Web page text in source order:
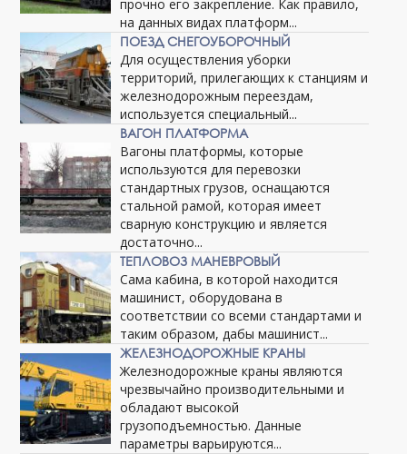
прочно его закрепление. Как правило,
на данных видах платформ...
ПОЕЗД СНЕГОУБОРОЧНЫЙ
Для осуществления уборки
территорий, прилегающих к станциям и
железнодорожным переездам,
используется специальный...
ВАГОН ПЛАТФОРМА
Вагоны платформы, которые
используются для перевозки
стандартных грузов, оснащаются
стальной рамой, которая имеет
сварную конструкцию и является
достаточно...
ТЕПЛОВОЗ МАНЕВРОВЫЙ
Сама кабина, в которой находится
машинист, оборудована в
соответствии со всеми стандартами и
таким образом, дабы машинист...
ЖЕЛЕЗНОДОРОЖНЫЕ КРАНЫ
Железнодорожные краны являются
чрезвычайно производительными и
обладают высокой
грузоподъемностью. Данные
параметры варьируются...